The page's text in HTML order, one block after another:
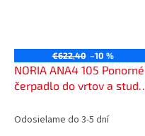
€622,40 –10 %
NORIA ANA4 105 Ponorné
čerpadlo do vrtov a studní,
káblom 20 m, 401320
Odosielame do 3-5 dní